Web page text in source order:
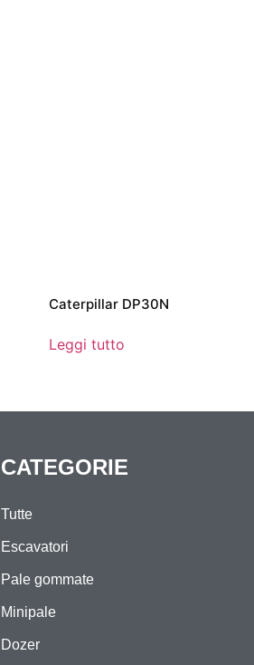
Caterpillar DP30N
Leggi tutto
CATEGORIE
Tutte
Escavatori
Pale gommate
Minipale
Dozer